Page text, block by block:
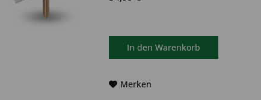
gleicht. Ablauf Du musst
den...In den Warenkorb
Merken